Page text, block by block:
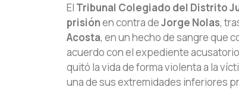
El Tribunal Colegiado del Distrito
prisiónen contra deJorge Nolas,
Acosta, en un hecho de sangre que
acuerdo con el expediente
quitó la vida de forma violenta a la
una de sus extremidades inferiores